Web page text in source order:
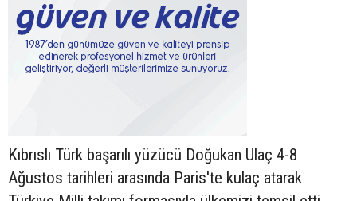
Kıbrıslı Türk başarılı yüzücü Doğukan Ulaç 4-8
Ağustos tarihleri arasında Paris'te kulaç atarak